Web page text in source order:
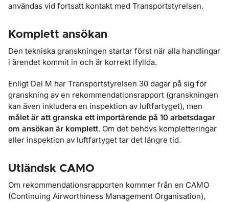
användas vid fortsatt kontakt med Transportstyrelsen.
Komplett ansökan
Den tekniska granskningen startar först när alla handlingar
i ärendet kommit in och är korrekt ifyllda.
Enligt Del M har Transportstyrelsen 30 dagar på sig för
granskning av en rekommendationsrapport (granskningen
kan även inkludera en inspektion av luftfartyget), men
målet är att granska ett importärende på 10 arbetsdagar
om ansökan är komplett. Om det behövs kompletteringar
eller inspektion av luftfartyget tar det längre tid.
Utländsk CAMO
Om rekommendationsrapporten kommer från en CAMO
(Continuing Airworthiness Management Organisation),